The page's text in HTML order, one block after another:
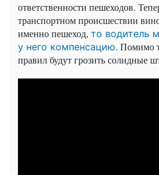
ответственности пешеходов.
транспортном происшествии
именно пешеход, то водитель
у него компенсацию. Помимо
правил будут грозить солидные